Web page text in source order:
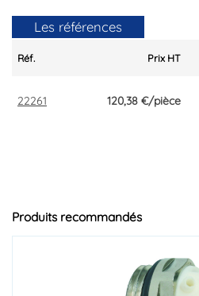
Les références
Réf. Prix HT
22261 120,38 €/pièce
Produits recommandés